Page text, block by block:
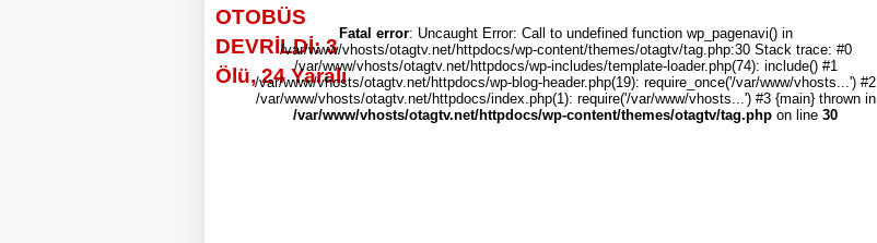
Fatal error: Uncaught Error: Call to undefined function wp_pagenavi() in
/var/www/vhosts/otagtv.net/httpdocs/wp-content/themes/otagtv/tag.php:30 Stack trace: #0
/var/www/vhosts/otagtv.net/httpdocs/wp-includes/template-loader.php(74): include() #1
/var/www/vhosts/otagtv.net/httpdocs/wp-blog-header.php(19): require_once('/var/www/vhosts...') #2
/var/www/vhosts/otagtv.net/httpdocs/index.php(1): require('/var/www/vhosts...') #3 {main} thrown in
/var/www/vhosts/otagtv.net/httpdocs/wp-content/themes/otagtv/tag.php on line 30